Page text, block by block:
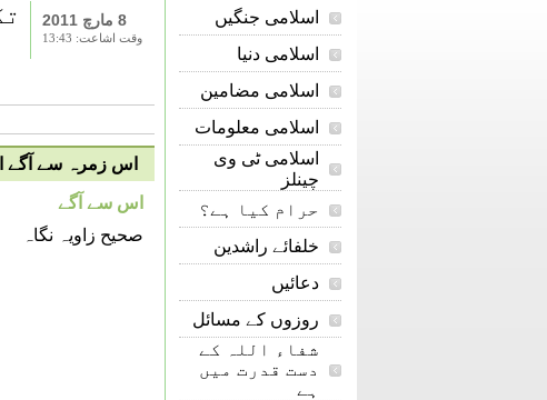
اسلامی جنگیں
اسلامی دنیا
اسلامی مضامین
اسلامی معلومات
اسلامی ٹی وی
چینلز
حرام کیا ہے؟
خلفائے راشدین
دعائیں
روزوں کے مسائل
شفاء اللہ کے
دست قدرت میں
ہے
8 مارچ 2011
وقت اشاعت: 13:43
اس زمرہ سے آگے
اس سے آگے
صحیح زاویہ نگاہ